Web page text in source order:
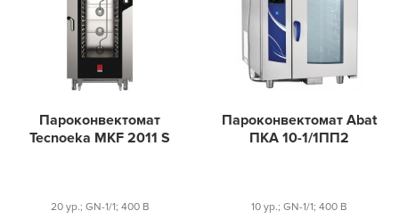
Пароконвектомат
Tecnoeka MKF 2011 S
20 ур.; GN-1/1; 400 В
Пароконвектомат Abat
ПКА 10-1/1ПП2
10 ур.; GN-1/1; 400 В